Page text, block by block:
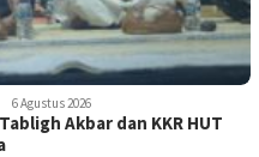
6 Agustus 2026
Akbar dan KKR HUT